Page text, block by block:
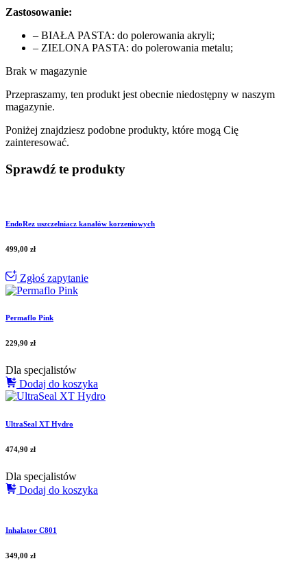
Zastosowanie:
– BIAŁA PASTA: do polerowania akryli;
– ZIELONA PASTA: do polerowania metalu;
Brak w magazynie
Przepraszamy, ten produkt jest obecnie niedostępny w naszym
magazynie.
Poniżej znajdziesz podobne produkty, które mogą Cię
zainteresować.
Sprawdź te produkty
EndoRez uszczelniacz kanałów korzeniowych
499,00 zł
Zgłoś zapytanie
Permaflo Pink
229,90 zł
Dla specjalistów
Dodaj do koszyka
UltraSeal XT Hydro
474,90 zł
Dla specjalistów
Dodaj do koszyka
Inhalator C801
349,00 zł